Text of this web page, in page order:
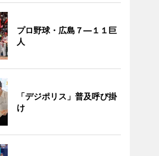
プロ野球・広島７―１１巨
人
「デジポリス」普及呼び掛
け